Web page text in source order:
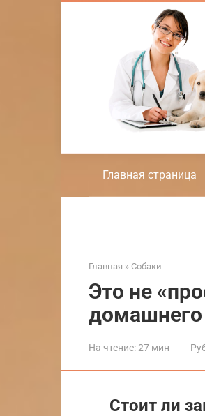
Главная страница
Главная » Собаки
Это не
На чтение:27 мин
Стоит ли